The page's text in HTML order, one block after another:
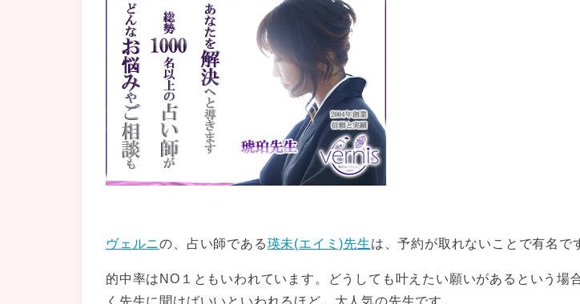
ヴェルニの、占い師である瑛未(エイミ)先生は、予約が取れないことで有名で
的中率はNO１ともいわれています。どうしても叶えたい願いがあるという場